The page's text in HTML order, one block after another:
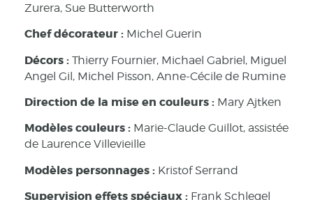
Zurera, Sue Butterworth
Chef décorateur : Michel Guerin
Décors : Thierry Fournier, Michael Gabriel, Miguel
Angel Gil, Michel Pisson, Anne-Cécile de Rumine
Direction de la mise en couleurs : Mary Ajtken
Modèles couleurs : Marie-Claude Guillot, assistée
de Laurence Villevieille
Modèles personnages : Kristof Serrand
Supervision effets spéciaux : Frank Schlegel